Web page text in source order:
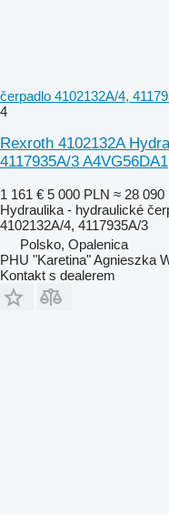
čerpadlo 4102132A/4,
4
Rexroth 4102132A
4117935A/3 A4VG56DA1
1 161 € 5 000 PLN ≈ 28 090
Hydraulika - hydraulické
4102132A/4, 4117935A/3
Polsko, Opalenica
PHU "Karetina" Agnieszka
Kontakt s dealerem